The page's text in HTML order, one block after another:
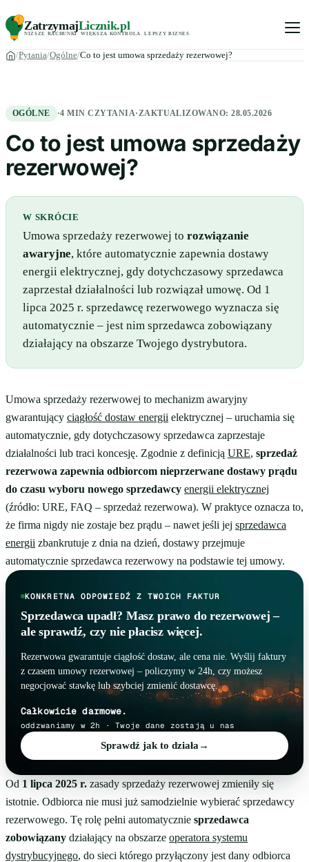
ZatrzymajLicznik.pl
NIŻSZE RACHUNKI. WIĘKSZA KONTROLA LEPSZY BIZNES
Pytania Ogólne Co to jest umowa sprzedaży rezerwowej?
OGÓLNE ·4 MIN CZYTANIA·ZAKTUALIZOWANO:28.05.2026
Co to jest umowa sprzedaży
rezerwowej?
W SKRÓCIE
Umowa sprzedaży rezerwowej to rozwiązanie
awaryjne, które automatycznie zapewnia dostawy
energii elektrycznej, gdy dotychczasowy sprzedawca
zaprzestał działalności lub rozwiązał umowę. Od 1
lipca 2025 r. sprzedawcę rezerwowego wyznacza się
automatycznie – jest nim sprzedawca zobowiązany
działający na obszarze Twojego dystrybutora.
Umowa sprzedaży rezerwowej to mechanizm awaryjny
gwarantujący ciągłość dostaw energii elektrycznej – uruchamia się
automatycznie, gdy dotychczasowy sprzedawca zaprzestaje
działalności lub traci koncesję. Zgodnie z definicją URE, sprzedaż
rezerwowa zapewnia odbiorcom nieprzerwane dostawy prądu
do czasu wyboru nowego sprzedawcy energii elektrycznej
(źródło: URE, FAQ – sprzedaż rezerwowa). W praktyce oznacza to,
że firma nigdy nie zostaje bez prądu – nawet jeśli jej sprzedawca
energii zbankrutuje z dnia na dzień, dostawy przejmuje
automatycznie sprzedawca rezerwowy na podstawie tej umowy.
KONKRETNA ODPOWIEDŹ Z TWOICH FAKTUR
Sprzedawca upadł? Masz prawo do rezerwowej –
ale sprawdź, czy nie płacisz więcej.
Rezerwowa gwarantuje ciągłość dostaw, ale cena nie. Wyślij faktury
z czasem umowy rezerwowej – policzymy w 24h, czy możesz
negocjować stawkę lub szybciej zmienić dostawcę.
Sprawdź jak to działa →
Całkowicie darmowe.
oddzwaniamy w 2h · Twoje dane zostają u nas
Od 1 lipca 2025 r. zasady sprzedaży rezerwowej zmieniły się
istotnie. Odbiorca nie musi już samodzielnie wybierać sprzedawcy
rezerwowego. Tę rolę pełni automatycznie sprzedawca
zobowiązany działający na obszarze operatora systemu
dystrybucyjnego, do sieci którego przyłączony jest dany odbiorca